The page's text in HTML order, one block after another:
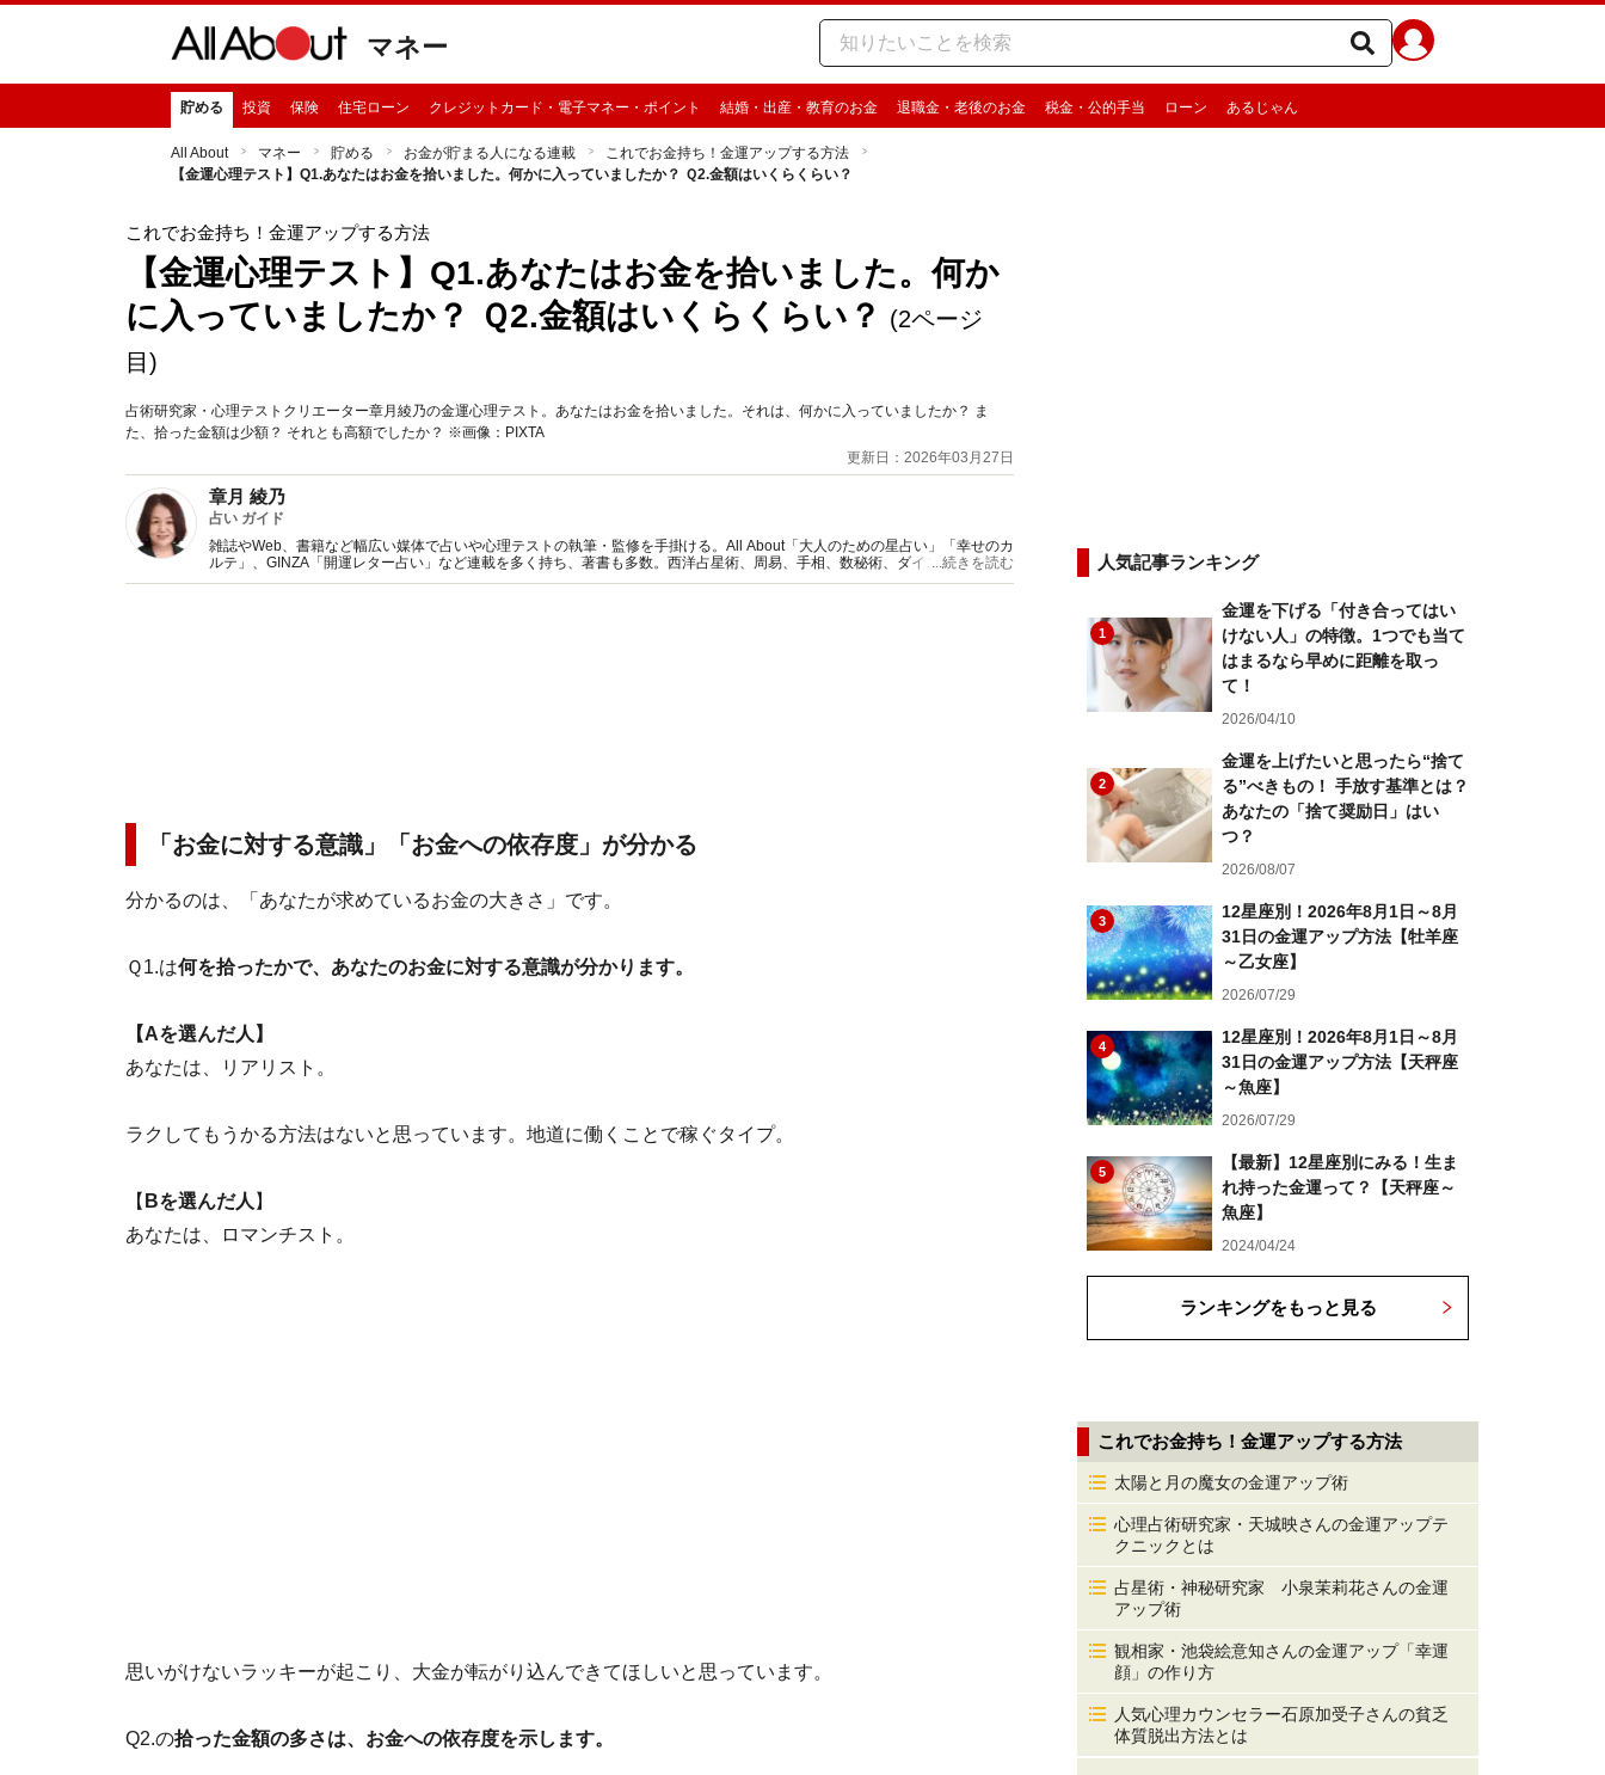
マネー
貯める 投資 保険 住宅ローン クレジットカード・電子マネー・ポイント 結婚・出産・教育のお金 退職金・老後のお金 税金・公的手当 ローン あるじゃん
All About マネー 貯める お金が貯まる人になる連載
これでお金持ち！金運アップする方法
【金運心理テスト】Q1.あなたはお金を拾いました。何かに入っていましたか？ Ｑ2.金額はいくらくらい？
これでお金持ち！金運アップする方法
【金運心理テスト】Q1.あなたはお金を拾いました。何か
に入っていましたか？ Ｑ2.金額はいくらくらい？
(2ページ
目)
占術研究家・心理テストクリエーター章月綾乃の金運心理テスト。あなたはお金を拾いました。それは、何かに入っていましたか？ ま
た、拾った金額は少額？ それとも高額でしたか？ ※画像：PIXTA
更新日：2026年03月27日
章月 綾乃
占い ガイド
雑誌やWeb、書籍など幅広い媒体で占いや心理テストの執筆・監修を手掛ける。All About「大人のための星占い」「幸せのカ
ルテ」、GINZA「開運レター占い」など連載を多く持ち、著書も多数。西洋占星術、周易、手相、数秘術、ダイスやカード占
い、しぐさや言葉グセの研究など守備範囲は広め。
...続きを読む
「 お金に対する意識」「 お金への依存度」が分かる
分かるのは、「あなたが求めているお金の大きさ」です。
Ｑ1.は何を拾ったかで、あなたのお金に対する意識が分かります。
【Aを選んだ人】
あなたは、リアリスト。
ラクしてもうかる方法はないと思っています。地道に働くことで稼ぐタイプ。
【 Bを選んだ人 】
あなたは、ロマンチスト。
思いがけないラッキーが起こり、大金が転がり込んできてほしいと思っています。
Q2.の拾った金額の多さは、お金への依存度を示します。
人気記事ランキング
1
金運を下げる「付き合ってはい
けない人」の特徴。1つでも当て
はまるなら早めに距離を取っ
て！
2026/04/10
2
金運を上げたいと思ったら“捨て
る”べきもの！ 手放す基準とは？
あなたの「捨て奨励日」はい
つ？
2026/08/07
3
12星座別！2026年8月1日～8月
31日の金運アップ方法【牡羊座
～乙女座】
2026/07/29
4
12星座別！2026年8月1日～8月
31日の金運アップ方法【天秤座
～魚座】
2026/07/29
5
【最新】12星座別にみる！生ま
れ持った金運って？【天秤座～
魚座】
2024/04/24
ランキングをもっと見る
これでお金持ち！金運アップする方法
太陽と月の魔女の金運アップ術
心理占術研究家・天城映さんの金運アップテ
クニックとは
占星術・神秘研究家 小泉茉莉花さんの金運
アップ術
観相家・池袋絵意知さんの金運アップ「幸運
顔」の作り方
人気心理カウンセラー石原加受子さんの貧乏
体質脱出方法とは